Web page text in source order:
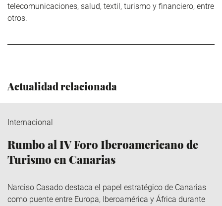
telecomunicaciones, salud, textil, turismo y financiero, entre
otros.
Actualidad relacionada
Internacional
Rumbo al IV Foro Iberoamericano de
Turismo en Canarias
Narciso Casado destaca el papel estratégico de Canarias
como puente entre Europa, Iberoamérica y África durante